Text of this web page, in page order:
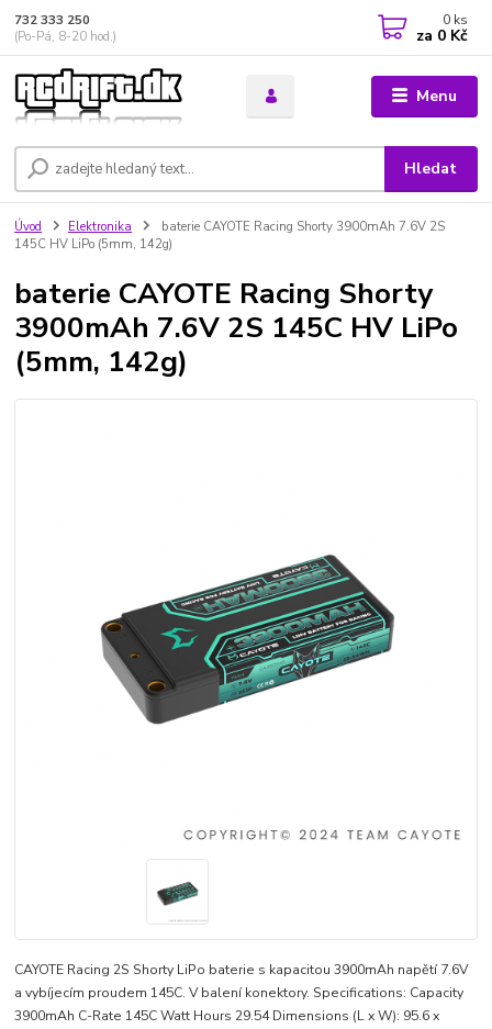
Menu
Hledat
732 333 250
(Po-Pá, 8-20 hod.)
0 ks
za 0 Kč
Úvod Elektronika
baterie CAYOTE Racing Shorty 3900mAh 7.6V 2S
145C HV LiPo (5mm, 142g)
baterie CAYOTE Racing Shorty
3900mAh 7.6V 2S 145C HV LiPo
(5mm, 142g)
CAYOTE Racing 2S Shorty LiPo baterie s kapacitou 3900mAh napětí 7.6V
a vybíjecím proudem 145C. V balení konektory. Specifications: Capacity
3900mAh C-Rate 145C Watt Hours 29.54 Dimensions (L x W): 95.6 x